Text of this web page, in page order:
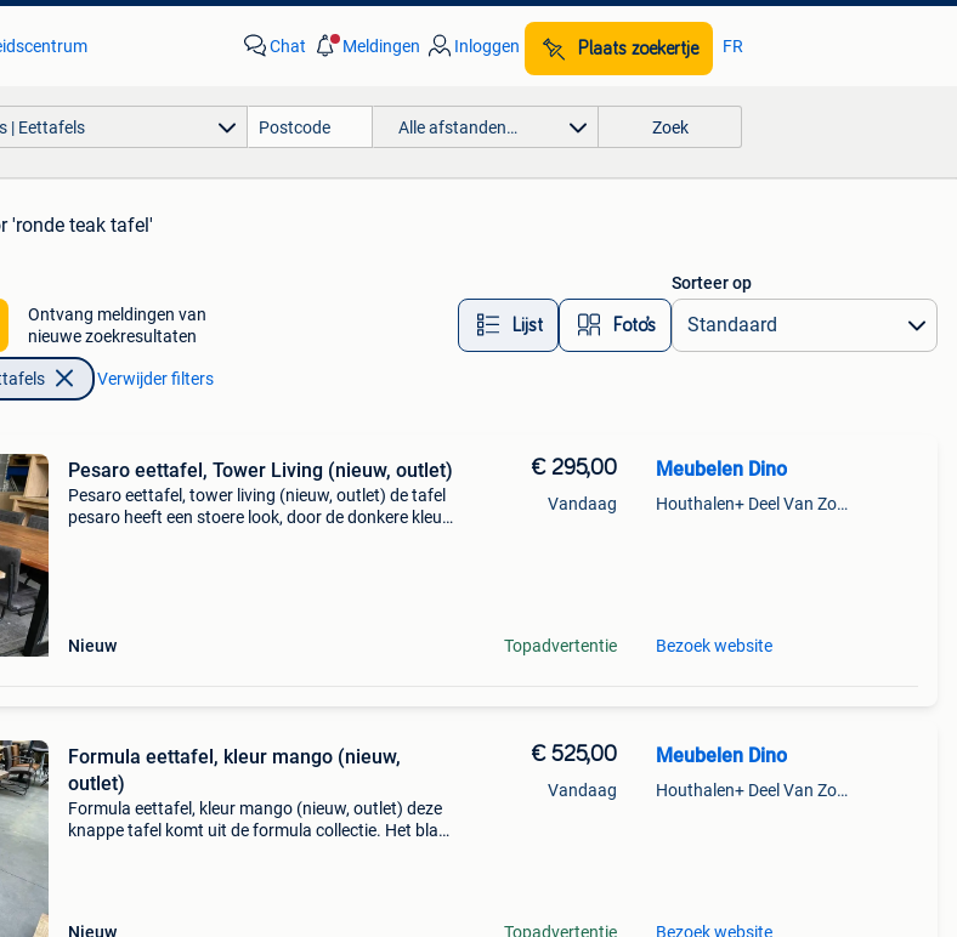
Chat Meldingen Inloggen Plaats zoekertje FR
| Eettafels Alle afstanden… Zoek
'ronde teak tafel'
Ontvang meldingen van
nieuwe zoekresultaten
Lijst Foto’s
Sorteer op
Verwijder filters
Pesaro eettafel, Tower Living (nieuw, outlet)
Pesaro eettafel, tower living (nieuw, outlet) de tafel
pesaro heeft een stoere look, door de donkere kleur
Nieuw
€ 295,00
Vandaag
Topadvertentie
Meubelen Dino
Houthalen+ Deel Van Zonhoven En Zolder
Bezoek website
Formula eettafel, kleur mango (nieuw,
outlet)
Formula eettafel, kleur mango (nieuw, outlet) deze
knappe tafel komt uit de formula collectie. Het blad
Nieuw
€ 525,00
Vandaag
Topadvertentie
Meubelen Dino
Houthalen+ Deel Van Zonhoven En Zolder
Bezoek website